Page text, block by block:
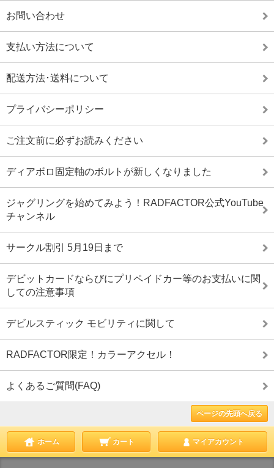
お問い合わせ
支払い方法について
配送方法･送料について
プライバシーポリシー
ご注文前に必ずお読みください
ディアボロ固定軸のボルトが新しくなりました
ジャグリングを始めてみよう！RADFACTOR公式YouTube
チャンネル
サークル割引 5月19日まで
デビットカードならびにプリペイドカー等のお支払いに関
しての注意事項
デビルスティック モビリティに関して
RADFACTOR限定！カラーアクセル！
よくあるご質問(FAQ)
ページの先頭へ戻る
ホーム カート マイアカウント